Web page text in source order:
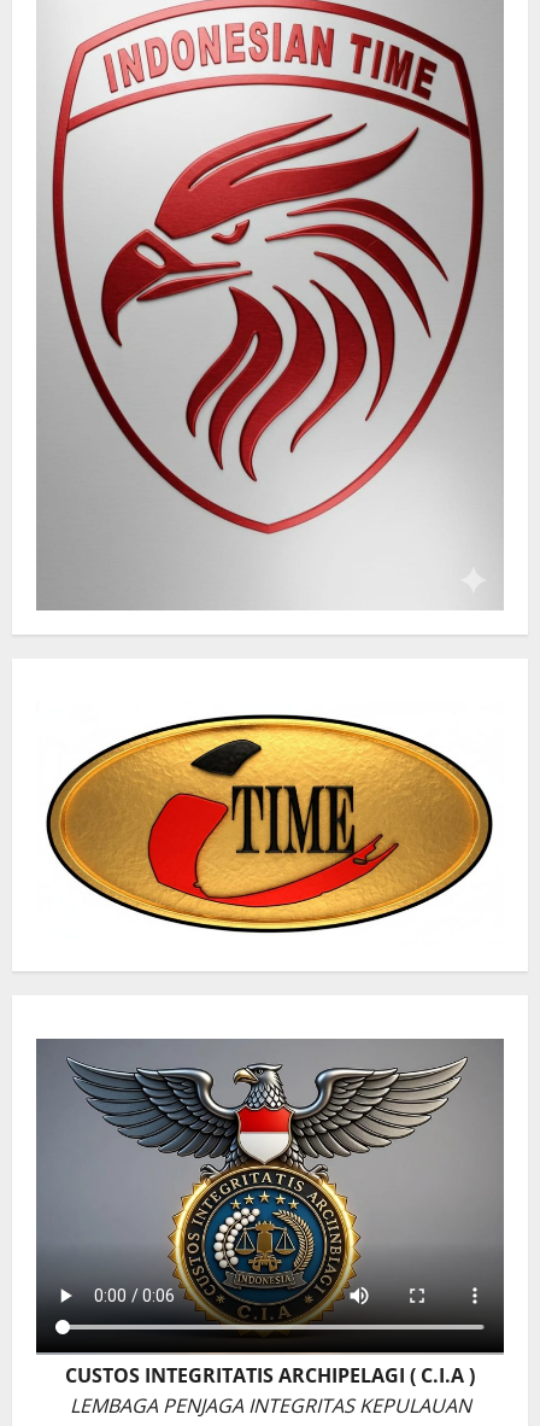
CUSTOS INTEGRITATIS ARCHIPELAGI ( C.I.A )
LEMBAGA PENJAGA INTEGRITAS KEPULAUAN